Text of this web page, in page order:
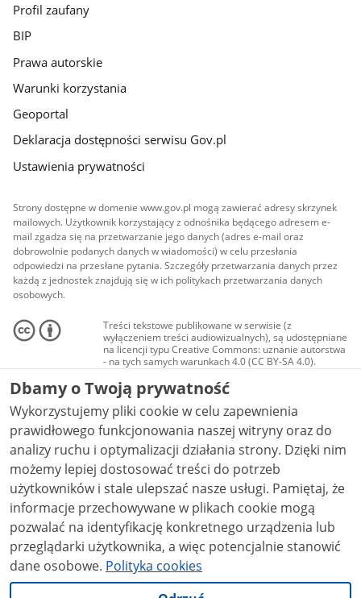
Profil zaufany
BIP
Prawa autorskie
Warunki korzystania
Geoportal
Deklaracja dostępności serwisu Gov.pl
Ustawienia prywatności
Strony dostępne w domenie www.gov.pl mogą zawierać adresy skrzynek
mailowych. Użytkownik korzystający z odnośnika będącego adresem e-
mail zgadza się na przetwarzanie jego danych (adres e-mail oraz
dobrowolnie podanych danych w wiadomości) w celu przesłania
odpowiedzi na przesłane pytania. Szczegóły przetwarzania danych przez
każdą z jednostek znajdują się w ich politykach przetwarzania danych
osobowych.
Treści tekstowe publikowane w serwisie (z
wyłączeniem treści audiowizualnych), są udostępniane
na licencji typu Creative Commons: uznanie autorstwa
- na tych samych warunkach 4.0 (CC BY-SA 4.0).
Materiały audiowizualne, w tym zdjęcia, materiały
audio i wideo, są udostępniane na licencji typu
Creative Commons: uznanie autorstwa użycie
niekomercyjne - bez utworów zależnych 4.0 (CC BY-
NC-ND 4.0), o ile nie jest to stwierdzone inaczej.
Dbamy o Twoją prywatność
Wykorzystujemy pliki cookie w celu zapewnienia
prawidłowego funkcjonowania naszej witryny oraz do
analizy ruchu i optymalizacji działania strony. Dzięki nim
możemy lepiej dostosować treści do potrzeb
użytkowników i stale ulepszać nasze usługi. Pamiętaj, że
informacje przechowywane w plikach cookie mogą
pozwalać na identyfikację konkretnego urządzenia lub
przeglądarki użytkownika, a więc potencjalnie stanowić
dane osobowe. Polityka cookies